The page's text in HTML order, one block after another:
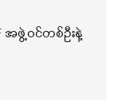
အဖွဲ့ဝင်တစ်ဦးနဲ့